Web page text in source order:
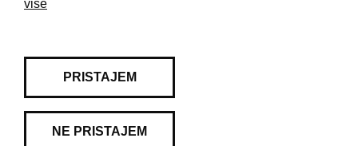
više
PRISTAJEM
NE PRISTAJEM